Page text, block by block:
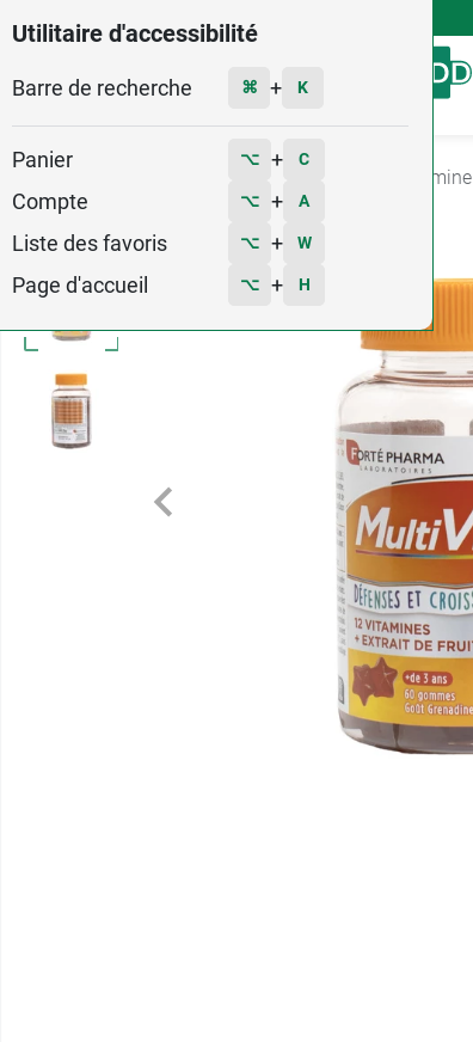
Utilitaire d'accessibilité
Barre de recherche ⌘ + K
Panier ⌥ + C
Compte ⌥ + A
Liste des favoris ⌥ + W
Page d'accueil ⌥ + H
Menu
Complément Alimentaire Vitamine